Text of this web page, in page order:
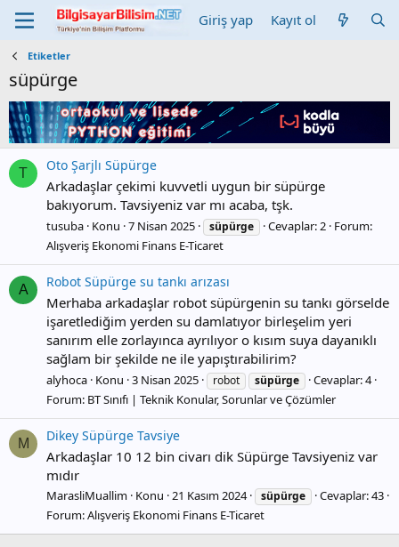
Giriş yap Kayıt ol
Etiketler
süpürge
T Oto Şarjlı Süpürge
Arkadaşlar çekimi kuvvetli uygun bir süpürge
bakıyorum. Tavsiyeniz var mı acaba, tşk.
tusuba Konu 7 Nisan 2025 süpürge Cevaplar: 2 Forum:
Alışveriş Ekonomi Finans E-Ticaret
A Robot Süpürge su tankı arızası
Merhaba arkadaşlar robot süpürgenin su tankı görselde
işaretlediğim yerden su damlatıyor birleşelim yeri
sanırım elle zorlayınca ayrılıyor o kısım suya dayanıklı
sağlam bir şekilde ne ile yapıştırabilirim?
alyhoca Konu 3 Nisan 2025 robot süpürge
Cevaplar: 4
Forum: BT Sınıfı | Teknik Konular, Sorunlar ve Çözümler
M Dikey Süpürge Tavsiye
Arkadaşlar 10 12 bin civarı dik Süpürge Tavsiyeniz var
mıdır
MarasliMuallim Konu 21 Kasım 2024 süpürge
Cevaplar: 43
Forum:Alışveriş Ekonomi Finans E-Ticaret